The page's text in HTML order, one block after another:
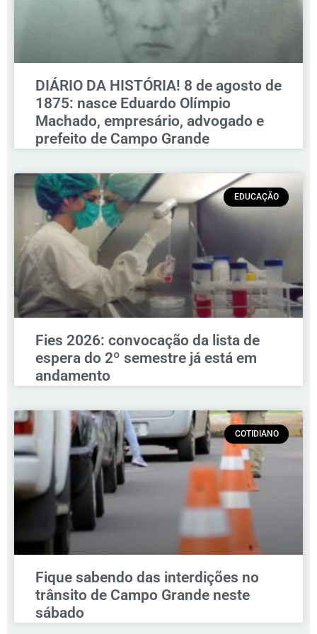
DIÁRIO DA HISTÓRIA! 8 de agosto de
1875: nasce Eduardo Olímpio
Machado, empresário, advogado e
prefeito de Campo Grande
EDUCAÇÃO
Fies 2026: convocação da lista de
espera do 2º semestre já está em
andamento
COTIDIANO
Fique sabendo das interdições no
trânsito de Campo Grande neste
sábado